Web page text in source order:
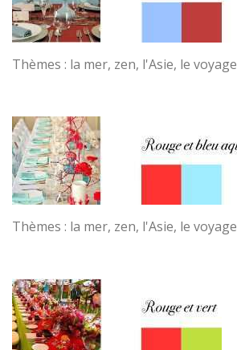
Thèmes : la mer, zen, l'Asie, le voyage
Thèmes : la mer, zen, l'Asie, le voyage